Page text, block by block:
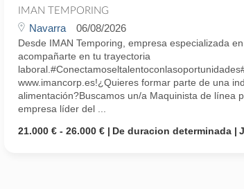
IMAN TEMPORING
Navarra 06/08/2026
Desde IMAN Temporing, empresa especializada
acompañarte en tu trayectoria
www.imancorp.es!¿Quieres formar parte de una
alimentación?Buscamos un/a Maquinista de línea
empresa líder del ...
21.000 € - 26.000 €
De duracion determinada